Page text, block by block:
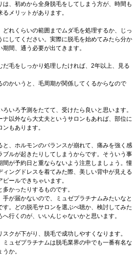
、初めから全身脱毛をしてしまう方が、時間も
メリットがあります。
れくらいの範囲までムダ毛を処理するか、じっ
にしてください。実際に脱毛を始めてみたら分か
間、通う必要が出てきます。
だ毛をしっかり処理したければ、2年以上、見る
のかいうと、毛周期が関係してくるからなので
いろ予測をたてて、受けたら良いと思います。
以外なら大丈夫というサロンもあれば、部位に
もあります。
と、ホルモンのバランスが崩れて、痛みを強く感
ブルが起きたりしてしまうからです。そういう事
間が予約日と重ならないよう注意しましょう。憧
ングドレスを着てみた際、美しい背中が見える
ールできちゃいます。
かったりするものです。
が届かないので、ミュゼプラチナムみたいなと
す。どの脱毛サロンを選ぶべ聴か、検討してみた
行くのが、いいんじゃないかと思います。
クが下がり、脱毛で成功しやすくなります。
ミュゼプラチナムは脱毛業界の中でも一番有名な
か。